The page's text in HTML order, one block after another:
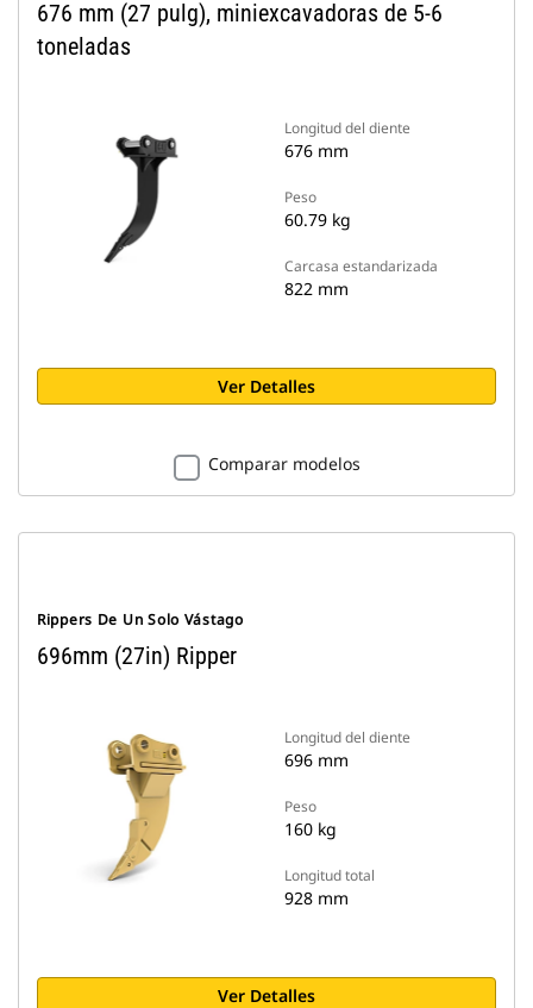
676 mm (27 pulg), miniexcavadoras de 5-6
toneladas
Longitud del diente
676 mm
Peso
60.79 kg
Carcasa estandarizada
822 mm
Ver Detalles
Comparar modelos
Rippers De Un Solo Vástago
696mm (27in) Ripper
Longitud del diente
696 mm
Peso
160 kg
Longitud total
928 mm
Ver Detalles